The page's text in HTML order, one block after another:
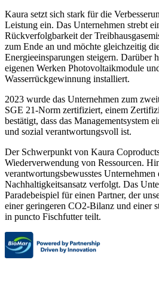
Kaura setzt sich stark für die
Leistung ein. Das Unternehmen strebt
Rückverfolgbarkeit der
zum Ende an und möchte gleichzeitig
Energieeinsparungen steigern. Darüber
eigenen Werken Photovoltaikmodule
Wasserrückgewinnung installiert.
2023 wurde das Unternehmen zum
SGE 21-Norm zertifiziert, einem
bestätigt, dass das Managementsystem
und sozial verantwortungsvoll ist.
Der Schwerpunkt von Kaura
Wiederverwendung von Ressourcen.
verantwortungsbewusstes Unternehmen
Nachhaltigkeitsansatz verfolgt. Das
Paradebeispiel für einen Partner, der
einer geringeren CO2-Bilanz und einer
in puncto Fischfutter teilt.